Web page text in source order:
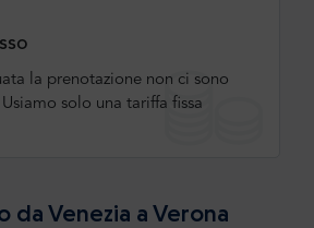
la prenotazione non ci sono
solo una tariffa fissa
da Venezia a Verona